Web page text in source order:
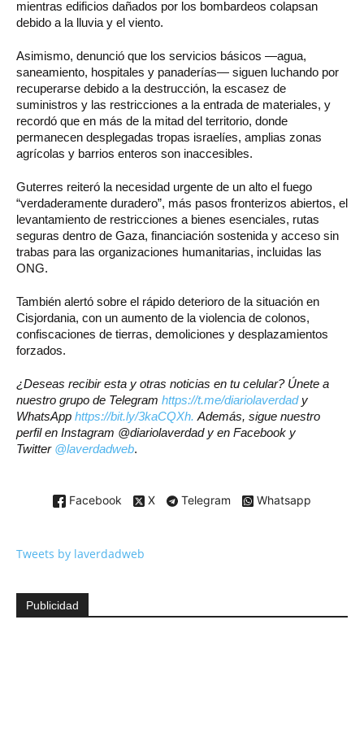
mientras edificios dañados por los bombardeos colapsan
debido a la lluvia y el viento.
Asimismo, denunció que los servicios básicos —agua,
saneamiento, hospitales y panaderías— siguen luchando por
recuperarse debido a la destrucción, la escasez de
suministros y las restricciones a la entrada de materiales, y
recordó que en más de la mitad del territorio, donde
permanecen desplegadas tropas israelíes, amplias zonas
agrícolas y barrios enteros son inaccesibles.
Guterres reiteró la necesidad urgente de un alto el fuego
“verdaderamente duradero”, más pasos fronterizos abiertos, el
levantamiento de restricciones a bienes esenciales, rutas
seguras dentro de Gaza, financiación sostenida y acceso sin
trabas para las organizaciones humanitarias, incluidas las
ONG.
También alertó sobre el rápido deterioro de la situación en
Cisjordania, con un aumento de la violencia de colonos,
confiscaciones de tierras, demoliciones y desplazamientos
forzados.
¿Deseas recibir esta y otras noticias en tu celular? Únete a
nuestro grupo de Telegram https://t.me/diariolaverdady
WhatsApp https://bit.ly/3kaCQXh. Además, sigue nuestro
perfil en Instagram @diariolaverdad y en Facebook y
Twitter @laverdadweb.
Facebook X Telegram Whatsapp
Tweets by laverdadweb
Publicidad